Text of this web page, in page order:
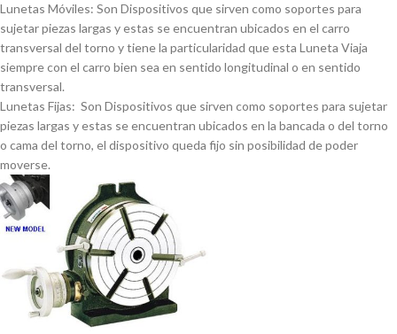
Lunetas Móviles: Son Dispositivos que sirven como soportes para
sujetar piezas largas y estas se encuentran ubicados en el carro
transversal del torno y tiene la particularidad que esta Luneta Viaja
siempre con el carro bien sea en sentido longitudinal o en sentido
transversal.
Lunetas Fijas: Son Dispositivos que sirven como soportes para sujetar
piezas largas y estas se encuentran ubicados en la bancada o del torno
o cama del torno, el dispositivo queda fijo sin posibilidad de poder
moverse.